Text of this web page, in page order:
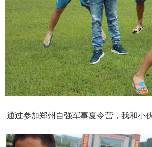
通过参加郑州自强军事夏令营，我和小